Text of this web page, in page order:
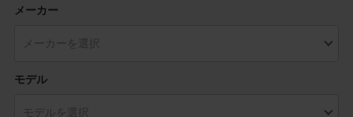
メーカー
モデル